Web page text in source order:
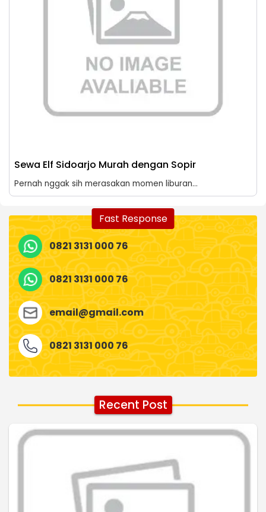
Sewa Elf Sidoarjo Murah dengan Sopir
Pernah nggak sih merasakan momen liburan...
Fast Response
0821 3131 000 76
0821 3131 000 76
email@gmail.com
0821 3131 000 76
Recent Post